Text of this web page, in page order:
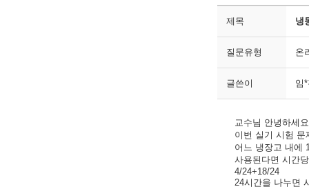
제목 냉
질문유형 온
글쓴이 임
교수님 안녕하세
이번 실기 시험
어느 냉장고 내에
사용된다면 시간
4/24+18/24
24시간을 나누면